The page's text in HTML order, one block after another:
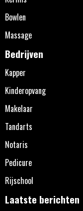
Bowlen
Massage
Bedrijven
Kapper
Kinderopvang
Makelaar
Tandarts
Notaris
Pedicure
Rijschool
Laatste berichten